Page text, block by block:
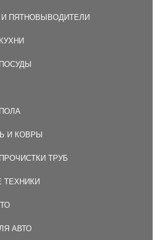
И ПЯТНОВЫВОДИТЕЛИ
И КОВРЫ
ТРУБ
ТЕХНИКИ
АВТО